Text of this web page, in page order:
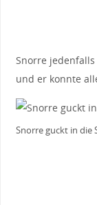
Snorre
und er konnte
Snorre guckt in die